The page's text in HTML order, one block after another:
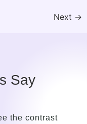
Next →
Say
the contrast